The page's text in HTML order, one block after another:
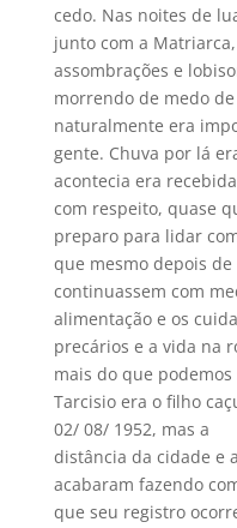
cedo. Nas noites de
junto com a
assombrações e
morrendo de medo
naturalmente era
gente. Chuva por lá
acontecia era
com respeito, quase
preparo para lidar
que mesmo depois
continuassem com
alimentação e os
precários e a vida na
mais do que
Tarcisio era o filho
02/ 08/ 1952, mas a
distância da cidade e
acabaram fazendo
que seu registro